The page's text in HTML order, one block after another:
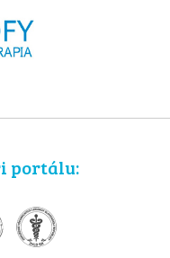
portálu: